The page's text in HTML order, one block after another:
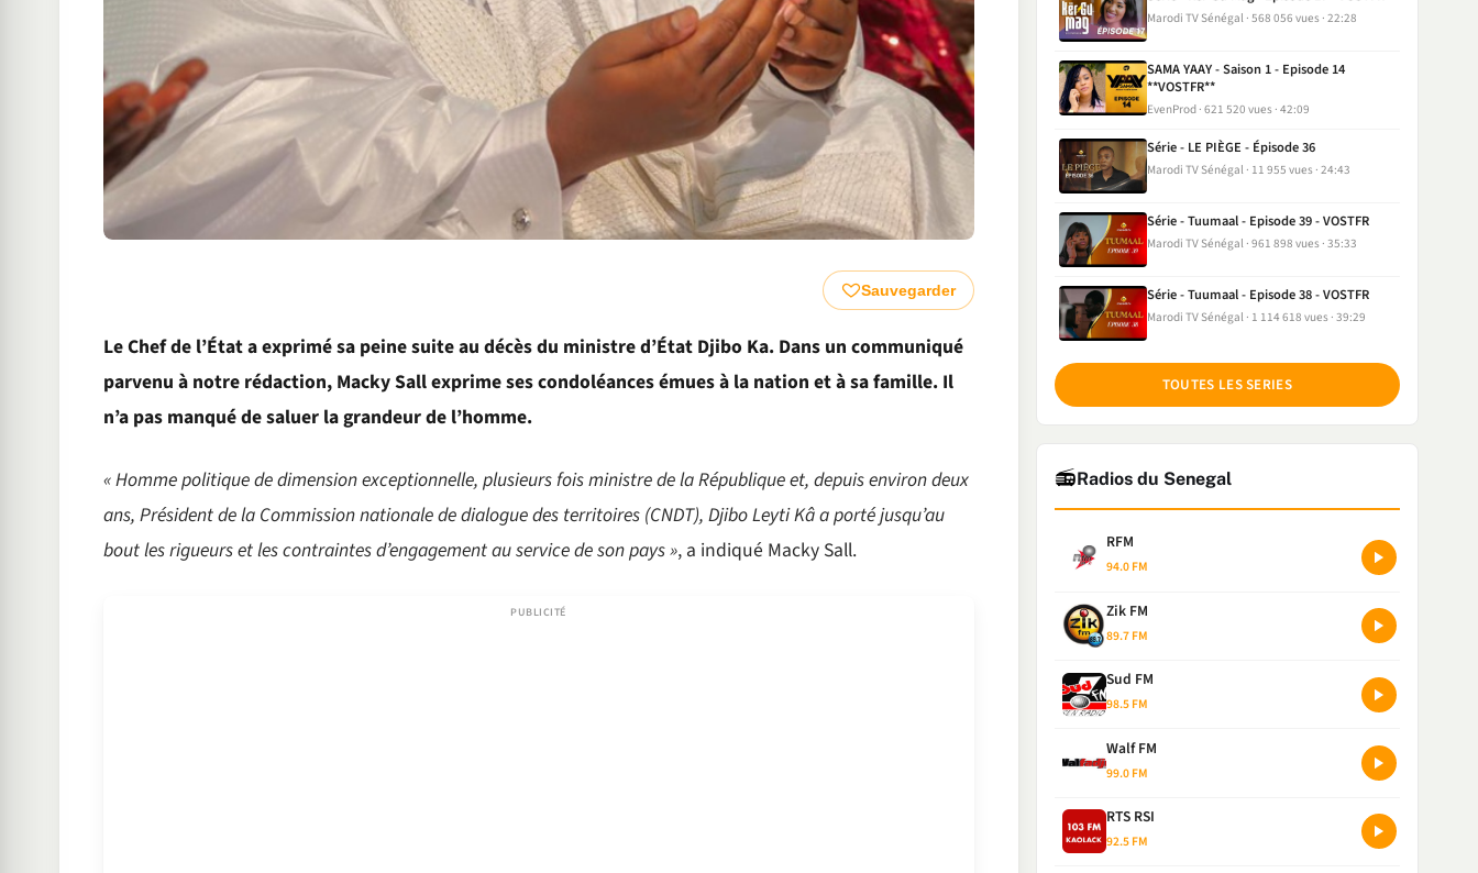
Sauvegarder
Le Chef de l’État a exprimé sa peine suite au décès du ministre d’État Djibo Ka. Dans un communiqué
parvenu à notre rédaction, Macky Sall exprime ses condoléances émues à la nation et à sa famille. Il
n’a pas manqué de saluer la grandeur de l’homme.
« Homme politique de dimension exceptionnelle, plusieurs fois ministre de la République et, depuis environ deux
ans, Président de la Commission nationale de dialogue des territoires (CNDT), Djibo Leyti Kâ a porté jusqu’au
bout les rigueurs et les contraintes d’engagement au service de son pays », a indiqué Macky Sall.
Marodi TV Sénégal 568 056 vues 22:28
SAMA YAAY - Saison 1 - Episode 14
**VOSTFR**
EvenProd 621 520 vues 42:09
Série - LE PIÈGE - Épisode 36
Marodi TV Sénégal 11 955 vues 24:43
Série - Tuumaal - Episode 39 - VOSTFR
Marodi TV Sénégal 961 898 vues 35:33
Série - Tuumaal - Episode 38 - VOSTFR
Marodi TV Sénégal 1 114 618 vues 39:29
TOUTES LES SERIES
📻Radios du Senegal
RFM
94.0 FM
Zik FM
89.7 FM
Sud FM
98.5 FM
Walf FM
99.0 FM
RTS RSI
92.5 FM